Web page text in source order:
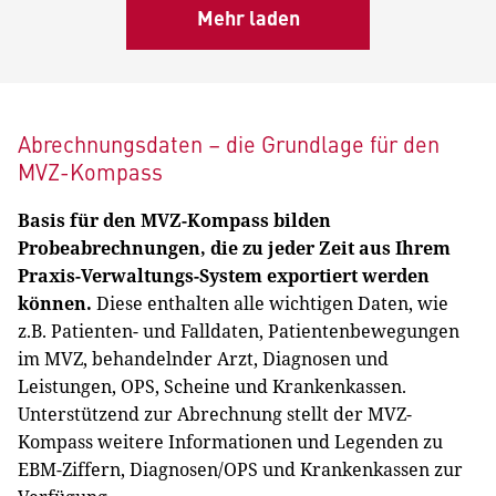
Mehr laden
Abrechnungsdaten – die Grundlage für den
MVZ-Kompass
Basis für den MVZ-Kompass bilden
Probeabrechnungen, die zu jeder Zeit aus Ihrem
Praxis-Verwaltungs-System exportiert werden
können. Diese enthalten alle wichtigen Daten, wie
z.B. Patienten- und Falldaten, Patientenbewegungen
im MVZ, behandelnder Arzt, Diagnosen und
Leistungen, OPS, Scheine und Krankenkassen.
Unterstützend zur Abrechnung stellt der MVZ-
Kompass weitere Informationen und Legenden zu
EBM-Ziffern, Diagnosen/OPS und Krankenkassen zur